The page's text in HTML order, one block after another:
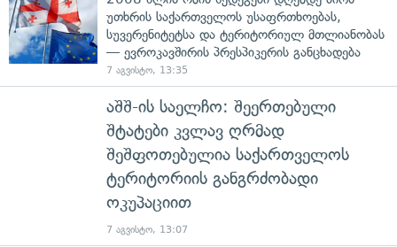
უთხრის საქართველოს უსაფრთხოებას,
სუვერენიტეტსა და ტერიტორიულ მთლიანობას
— ევროკავშირის პრესპიკერის განცხადება
7 აგვისტო, 13:35
აშშ-ის საელჩო: შეერთებული
შტატები კვლავ ღრმად
შეშფოთებულია საქართველოს
ტერიტორიის განგრძობადი
ოკუპაციით
7 აგვისტო, 13:07